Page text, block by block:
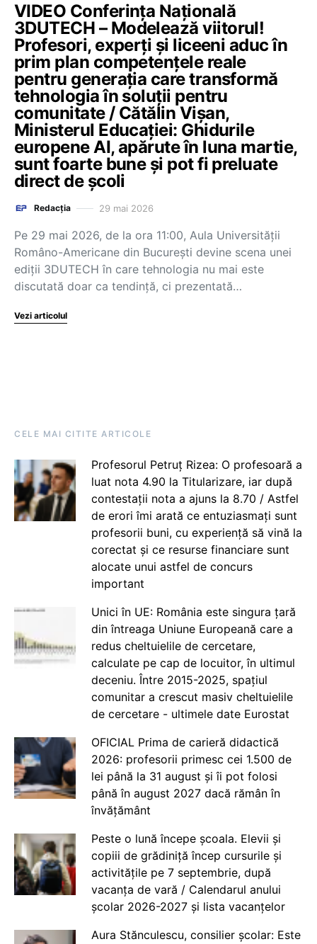
VIDEO Conferința Națională
3DUTECH – Modelează viitorul!
Profesori, experți și liceeni aduc în
prim plan competențele reale
pentru generația care transformă
tehnologia în soluții pentru
comunitate / Cătălin Vișan,
Ministerul Educației: Ghidurile
europene AI, apărute în luna martie,
sunt foarte bune și pot fi preluate
direct de școli
Redacția 29 mai 2026
Pe 29 mai 2026, de la ora 11:00, Aula Universității
Româno-Americane din București devine scena unei
ediții 3DUTECH în care tehnologia nu mai este
discutată doar ca tendință, ci prezentată…
Vezi articolul
CELE MAI CITITE ARTICOLE
Profesorul Petruț Rizea: O profesoară a
luat nota 4.90 la Titularizare, iar după
contestații nota a ajuns la 8.70 / Astfel
de erori îmi arată ce entuziasmați sunt
profesorii buni, cu experiență să vină la
corectat și ce resurse financiare sunt
alocate unui astfel de concurs
important
Unici în UE: România este singura țară
din întreaga Uniune Europeană care a
redus cheltuielile de cercetare,
calculate pe cap de locuitor, în ultimul
deceniu. Între 2015-2025, spațiul
comunitar a crescut masiv cheltuielile
de cercetare - ultimele date Eurostat
OFICIAL Prima de carieră didactică
2026: profesorii primesc cei 1.500 de
lei până la 31 august și îi pot folosi
până în august 2027 dacă rămân în
învățământ
Peste o lună începe școala. Elevii și
copiii de grădiniță încep cursurile și
activitățile pe 7 septembrie, după
vacanța de vară / Calendarul anului
școlar 2026-2027 și lista vacanțelor
Aura Stănculescu, consilier școlar: Este